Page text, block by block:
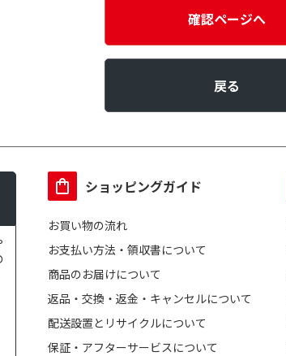
確認ページへ
戻る
ショッピングガイド
お買い物の流れ
お支払い方法・領収書について
商品のお届けについて
返品・交換・返金・キャンセルについて
配送設置とリサイクルについて
保証・アフターサービスについて